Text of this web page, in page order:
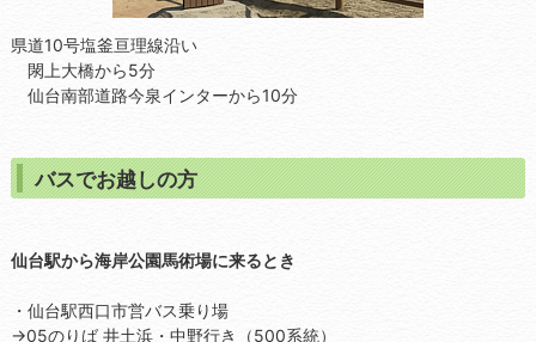
県道10号塩釜亘理線沿い
閖上大橋から5分
仙台南部道路今泉インターから10分
バスでお越しの方
仙台駅から海岸公園馬術場に来るとき
・仙台駅西口市営バス乗り場
→05のりば 井土浜・中野行き（500系統）